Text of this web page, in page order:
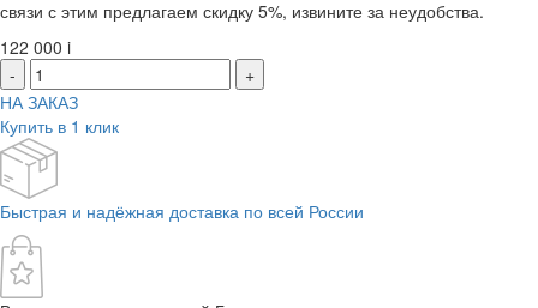
связи с этим предлагаем скидку 5%, извините за неудобства.
122 000 i
-
+
НА ЗАКАЗ
Купить в 1 клик
Быстрая и надёжная доставка по всей России